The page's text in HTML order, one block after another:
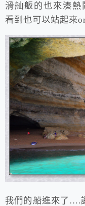
滑舢舨的也來湊
看到也可以站起來
我們的船進來了….